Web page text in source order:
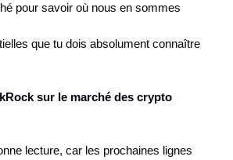
pour savoir où nous en sommes
que tu dois absolument connaître
sur le marché des crypto
lecture, car les prochaines lignes